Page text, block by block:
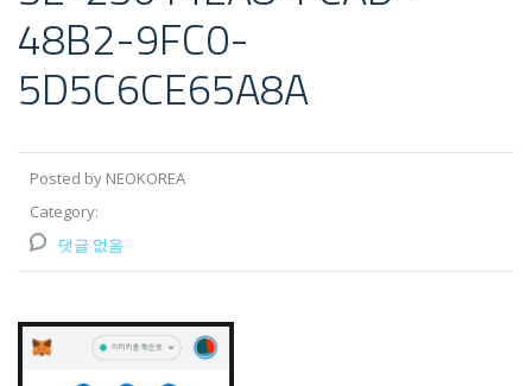
48B2-9FC0-
5D5C6CE65A8A
Posted by NEOKOREA
Category:
댓글 없음